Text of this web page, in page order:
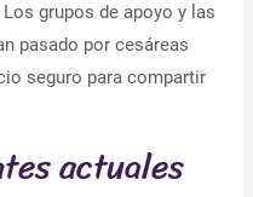
grupos de apoyo y las
pasado por cesáreas
seguro para compartir
actuales